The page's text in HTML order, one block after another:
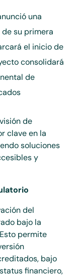
una
su primera
el inicio de
consolidará
de
de
clave en la
soluciones
y
del
bajo la
permite
bajo
financiero,